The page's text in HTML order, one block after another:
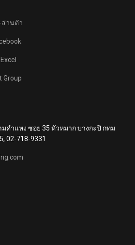
ส่วนตัว
Group
มคำแหง ซอย 35 หัวหมาก บางกะปิ กทม
02-718-9331